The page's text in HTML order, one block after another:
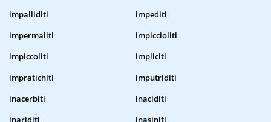
impalliditi
impediti
impermaliti
impiccioliti
impiccoliti
impliciti
impratichiti
imputriditi
inacerbiti
inaciditi
inariditi
inasiniti